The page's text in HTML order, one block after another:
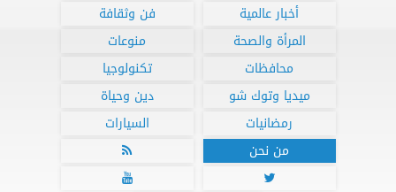
أخبار عالمية
فن وثقافة
المرأة والصحة
منوعات
محافظات
تكنولوجيا
ميديا وتوك شو
دين وحياة
رمضانيات
السيارات
من نحن


